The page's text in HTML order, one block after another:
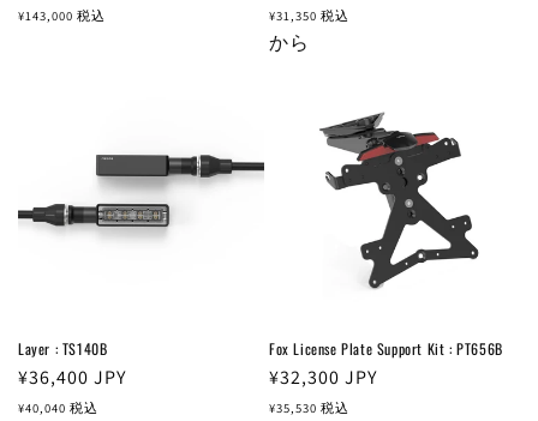
常
¥143,000 税込
常
価
¥31,350 税込
から
Layer : TS140B
通
常
¥36,400 JPY
¥40,040 税込
Fox License Plate Support Kit : PT656B
通
常
¥32,300 JPY
¥35,530 税込